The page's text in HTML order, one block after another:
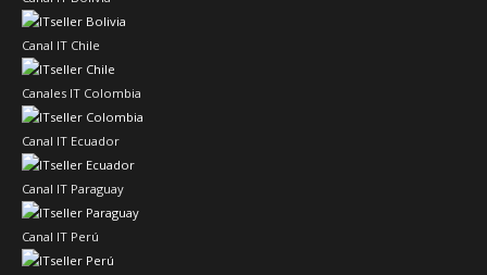
Canal IT Chile
Canales IT Colombia
Canal IT Ecuador
Canal IT Paraguay
Canal IT Perú